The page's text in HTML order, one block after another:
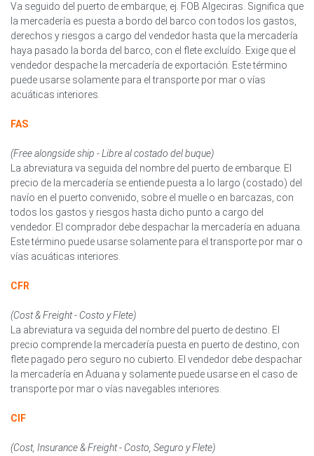
Va seguido del puerto de embarque, ej. FOB Algeciras. Significa que
la mercadería es puesta a bordo del barco con todos los gastos,
derechos y riesgos a cargo del vendedor hasta que la mercadería
haya pasado la borda del barco, con el flete excluído. Exige que el
vendedor despache la mercadería de exportación. Este término
puede usarse solamente para el transporte por mar o vías
acuáticas interiores.
FAS
(Free alongside ship - Libre al costado del buque)
La abreviatura va seguida del nombre del puerto de embarque. El
precio de la mercadería se entiende puesta a lo largo (costado) del
navío en el puerto convenido, sobre el muelle o en barcazas, con
todos los gastos y riesgos hasta dicho punto a cargo del
vendedor. El comprador debe despachar la mercadería en aduana.
Este término puede usarse solamente para el transporte por mar o
vías acuáticas interiores.
CFR
(Cost & Freight - Costo y Flete)
La abreviatura va seguida del nombre del puerto de destino. El
precio comprende la mercadería puesta en puerto de destino, con
flete pagado pero seguro no cubierto. El vendedor debe despachar
la mercadería en Aduana y solamente puede usarse en el caso de
transporte por mar o vías navegables interiores.
CIF
(Cost, Insurance & Freight - Costo, Seguro y Flete)